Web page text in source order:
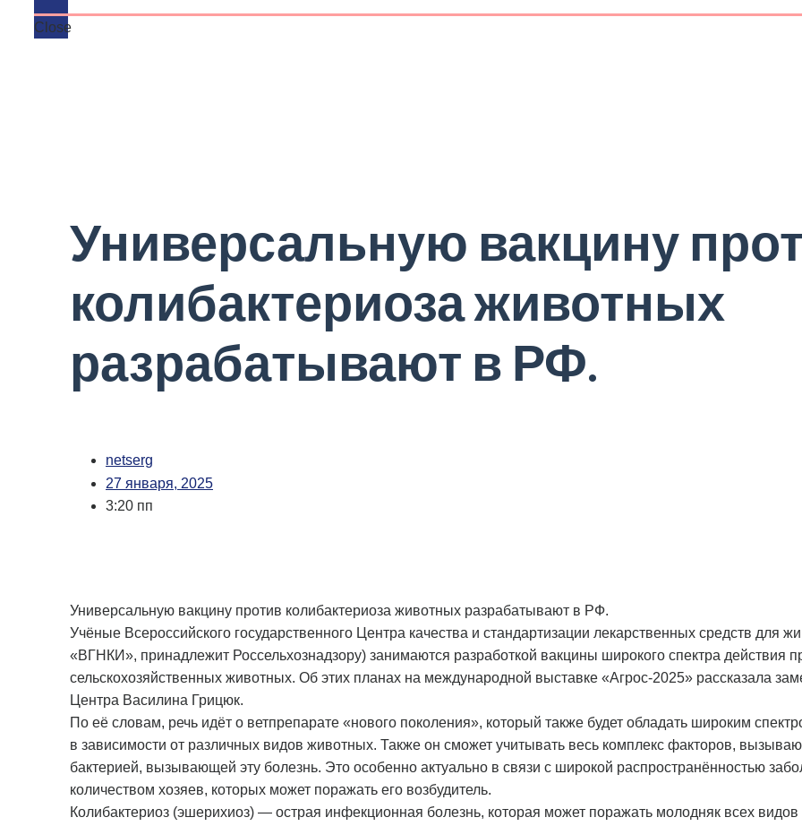
Close
Универсальную вакцину
колибактериоза животных
разрабатывают в РФ.
netserg
27 января, 2025
3:20 пп
Универсальную вакцину против колибактериоза животных разрабатывают в РФ.
Учёные Всероссийского государственного Центра качества и стандартизации лекарственных средств для
«ВГНКИ», принадлежит Россельхознадзору) занимаются разработкой вакцины широкого спектра действия
сельскохозяйственных животных. Об этих планах на международной выставке «Агрос-2025» рассказала
Центра Василина Грицюк.
По её словам, речь идёт о ветпрепарате «нового поколения», который также будет обладать широким
в зависимости от различных видов животных. Также он сможет учитывать весь комплекс факторов,
бактерией, вызывающей эту болезнь. Это особенно актуально в связи с широкой распространённостью
количеством хозяев, которых может поражать его возбудитель.
Колибактериоз (эшерихиоз) — острая инфекционная болезнь, которая может поражать молодняк всех видов